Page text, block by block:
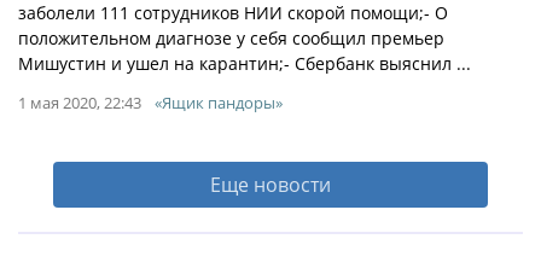
заболели 111 сотрудников НИИ скорой помощи;- О
положительном диагнозе у себя сообщил премьер
Мишустин и ушел на карантин;- Сбербанк выяснил ...
1 мая 2020, 22:43 «Ящик пандоры»
Еще новости